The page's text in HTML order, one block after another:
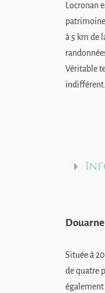
Locronan
à 5 km de
Véritable
indifférent.
Située à
de quatre
également